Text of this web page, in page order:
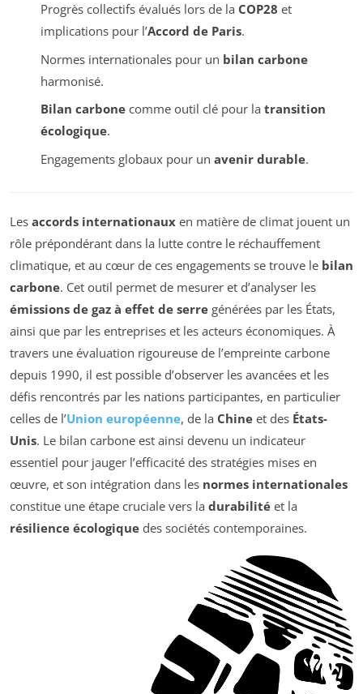
Progrès collectifs évalués lors de la COP28 et
implications pour l’Accord de Paris.
Normes internationales pour un bilan carbone
harmonisé.
Bilan carbonecomme outil clé pour la transition
écologique.
Engagements globaux pour un avenir durable.
Les accords internationaux en matière de climat jouent un
rôle prépondérant dans la lutte contre le réchauffement
climatique, et au cœur de ces engagements se trouve le bilan
carbone. Cet outil permet de mesurer et d’analyser les
émissions de gaz à effet de serre générées par les États,
ainsi que par les entreprises et les acteurs économiques. À
travers une évaluation rigoureuse de l’empreinte carbone
depuis 1990, il est possible d’observer les avancées et les
défis rencontrés par les nations participantes, en particulier
celles de l’Union européenne, de la Chine et des États-
Unis. Le bilan carbone est ainsi devenu un indicateur
essentiel pour jauger l’efficacité des stratégies mises en
œuvre, et son intégration dans les normes internationales
constitue une étape cruciale vers la durabilité et la
résilience écologique des sociétés contemporaines.